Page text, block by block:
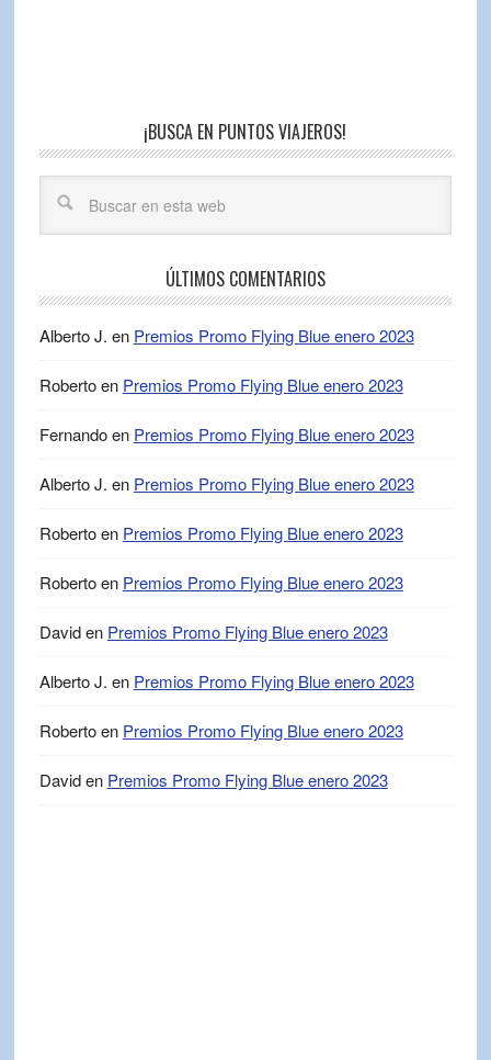
¡BUSCA EN PUNTOS VIAJEROS!
ÚLTIMOS COMENTARIOS
Alberto J. en Premios Promo Flying Blue enero 2023
Robertoen Premios Promo Flying Blue enero 2023
Fernandoen Premios Promo Flying Blue enero 2023
Alberto J. en Premios Promo Flying Blue enero 2023
Robertoen Premios Promo Flying Blue enero 2023
Robertoen Premios Promo Flying Blue enero 2023
Daviden Premios Promo Flying Blue enero 2023
Alberto J. en Premios Promo Flying Blue enero 2023
Robertoen Premios Promo Flying Blue enero 2023
Daviden Premios Promo Flying Blue enero 2023